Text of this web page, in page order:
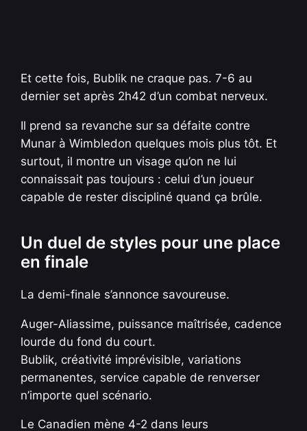
Et cette fois, Bublik ne craque pas. 7-6 au
dernier set après 2h42 d’un combat nerveux.
Il prend sa revanche sur sa défaite contre
Munar à Wimbledon quelques mois plus tôt. Et
surtout, il montre un visage qu’on ne lui
connaissait pas toujours : celui d’un joueur
capable de rester discipliné quand ça brûle.
Un duel de styles pour une place
en finale
La demi-finale s’annonce savoureuse.
Auger-Aliassime, puissance maîtrisée, cadence
lourde du fond du court.
Bublik, créativité imprévisible, variations
permanentes, service capable de renverser
n’importe quel scénario.
Le Canadien mène 4-2 dans leurs